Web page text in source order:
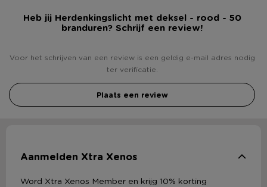
Heb jij Herdenkingslicht met deksel - rood - 50
branduren? Schrijf een review!
Voor het schrijven van een review is een geldig e-mail adres nodig
ter verificatie.
Plaats een review
Aanmelden Xtra Xenos
Word Xtra Xenos Member en krijg 10% korting